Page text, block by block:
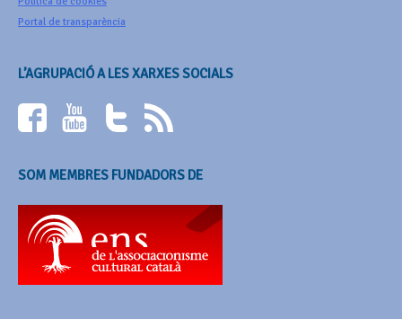
Portal de transparència
L’AGRUPACIÓ A LES XARXES SOCIALS
SOM MEMBRES FUNDADORS DE